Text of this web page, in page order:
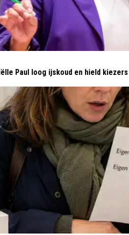
Paul loog ijskoud en hield